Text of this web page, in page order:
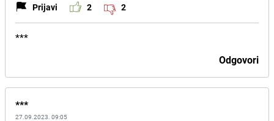
Prijavi 2 2
***
Odgovori
***
27.09.2023. 09:05